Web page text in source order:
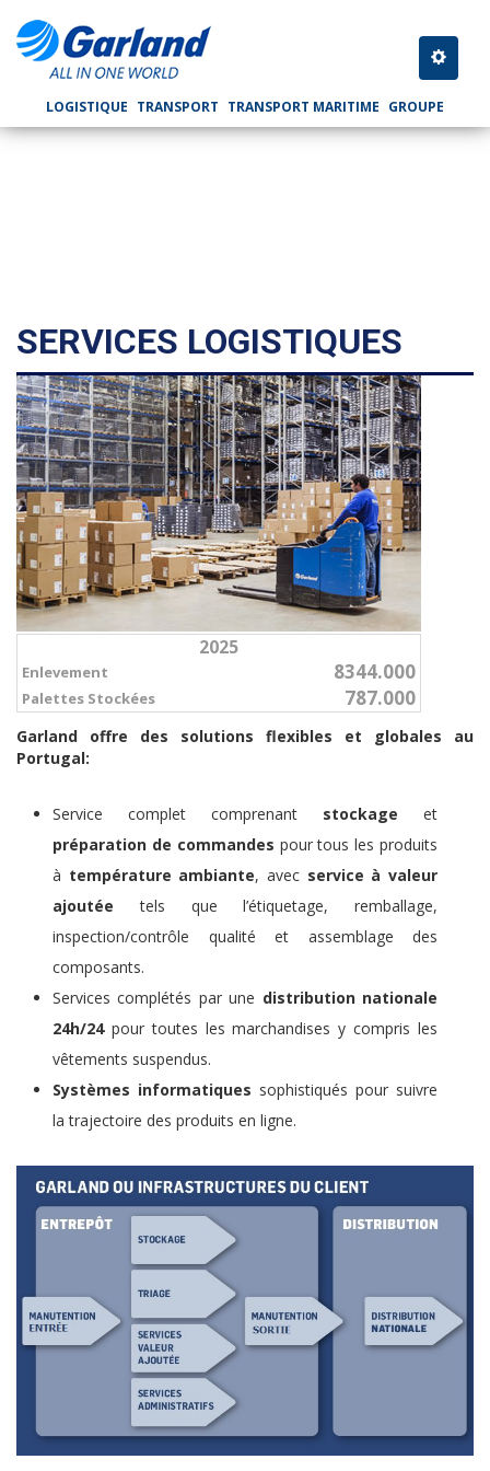
Toggle
LOGISTIQUE TRANSPORT TRANSPORT MARITIME GROUPE
LOGÍSTICA
SERVICES LOGISTIQUES
2025
Enlevement 8344.000
Palettes Stockées 787.000
Garland offre des solutions flexibles et globales au
Portugal:
Service complet comprenant stockage et
préparation de commandes pour tous les produits
à température ambiante, avec service à valeur
ajoutée tels que l’étiquetage, remballage,
inspection/contrôle qualité et assemblage des
composants.
Services complétés par une distribution nationale
24h/24pour toutes les marchandises y compris les
vêtements suspendus.
Systèmes informatiques sophistiqués pour suivre
la trajectoire des produits en ligne.